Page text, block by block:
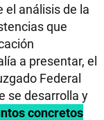
el análisis de la
que
a presentar, el
Federal
se desarrolla y
concretos